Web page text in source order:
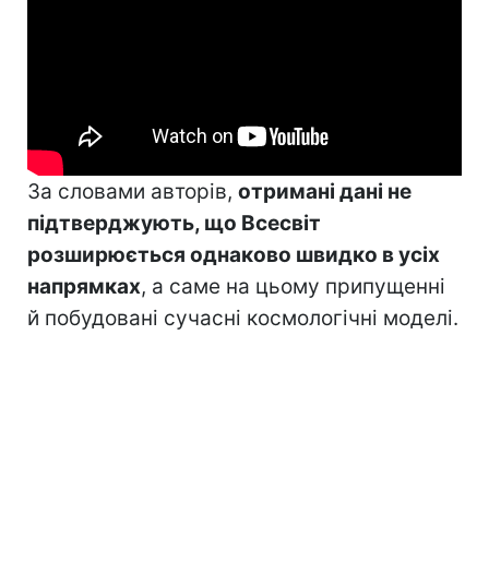
За словами авторів, отримані дані не
підтверджують, що Всесвіт
розширюється однаково швидко в усіх
напрямках, а саме на цьому припущенні
й побудовані сучасні космологічні моделі.